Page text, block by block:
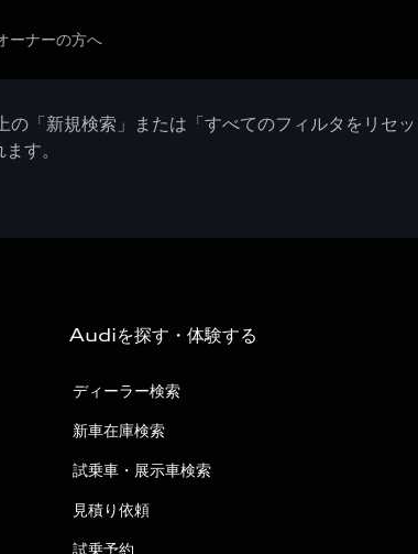
ーナーの方へ
「新規検索」または「すべてのフィルタをリセ
す。
Audiを探す・体験する
ディーラー検索
新車在庫検索
試乗車・展示車検索
見積り依頼
試乗予約